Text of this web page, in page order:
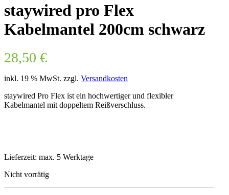
staywired pro Flex
Kabelmantel 200cm schwarz
28,50 €
inkl. 19 % MwSt. zzgl. Versandkosten
staywired Pro Flex ist ein hochwertiger und flexibler
Kabelmantel mit doppeltem Reißverschluss.
Lieferzeit: max. 5 Werktage
Nicht vorrätig